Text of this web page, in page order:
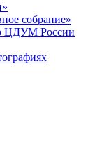
собрание»
ЦДУМ России